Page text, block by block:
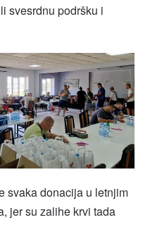
svesrdnu podršku i
svaka donacija u letnjim
jer su zalihe krvi tada